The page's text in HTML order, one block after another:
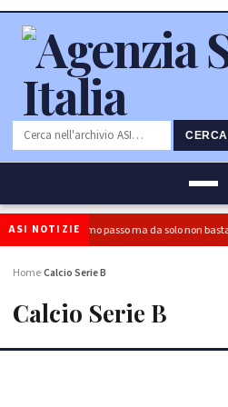
CERCA
ASI NOTIZIE
è buon primo passo ma da solo non basta”
HomeCalcio Serie B
Calcio Serie B